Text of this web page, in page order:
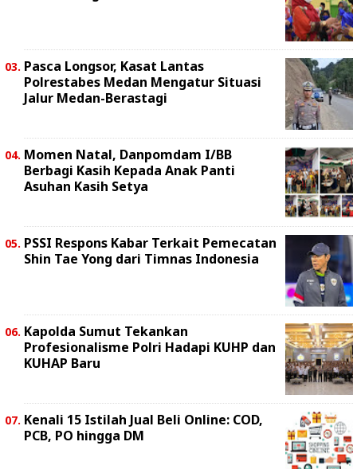
Pasca Longsor, Kasat Lantas
Polrestabes Medan Mengatur Situasi
Jalur Medan-Berastagi
Momen Natal, Danpomdam I/BB
Berbagi Kasih Kepada Anak Panti
Asuhan Kasih Setya
PSSI Respons Kabar Terkait Pemecatan
Shin Tae Yong dari Timnas Indonesia
Kapolda Sumut Tekankan
Profesionalisme Polri Hadapi KUHP dan
KUHAP Baru
Kenali 15 Istilah Jual Beli Online: COD,
PCB, PO hingga DM